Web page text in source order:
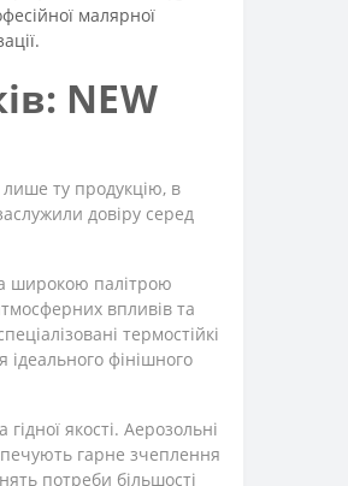
малярної
NEW
ту продукцію, в
довіру серед
широкою палітрою
впливів та
термостійкі
ідеального фінішного
якості. Аерозольні
гарне зчеплення
потреби більшості